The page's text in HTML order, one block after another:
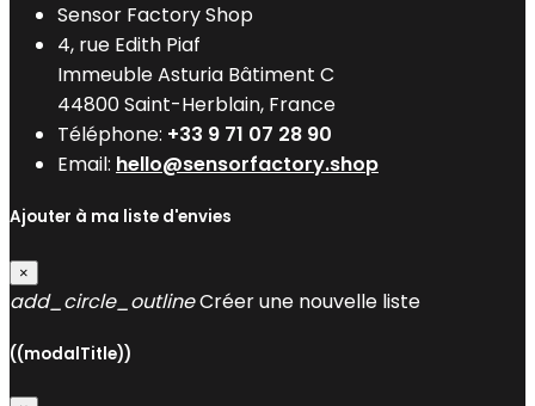
Sensor Factory Shop
4, rue Edith Piaf
Immeuble Asturia Bâtiment C
44800 Saint-Herblain, France
Téléphone: +33 9 71 07 28 90
Email: hello@sensorfactory.shop
Ajouter à ma liste d'envies
×
add_circle_outlineCréer une nouvelle liste
((modalTitle))